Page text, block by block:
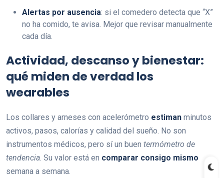
Alertas por ausencia: si el comedero detecta que “X”
no ha comido, te avisa. Mejor que revisar manualmente
cada día.
Actividad, descanso y bienestar:
qué miden de verdad los
wearables
Los collares y arneses con acelerómetro estiman minutos
activos, pasos, calorías y calidad del sueño. No son
instrumentos médicos, pero sí un buen termómetro de
tendencia. Su valor está en comparar consigo mismo
semana a semana.